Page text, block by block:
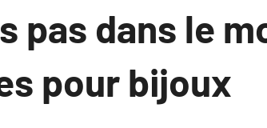
pas dans le
pour bijoux